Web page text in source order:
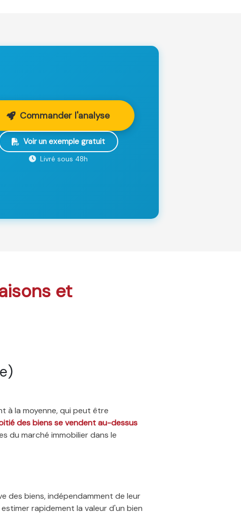
Commander l'analyse
Voir un exemple gratuit
Livré sous 48h
et
à la moyenne, qui peut être
des biens se vendent au-dessus
du marché immobilier dans le
des biens, indépendamment de leur
rapidement la valeur d'un bien